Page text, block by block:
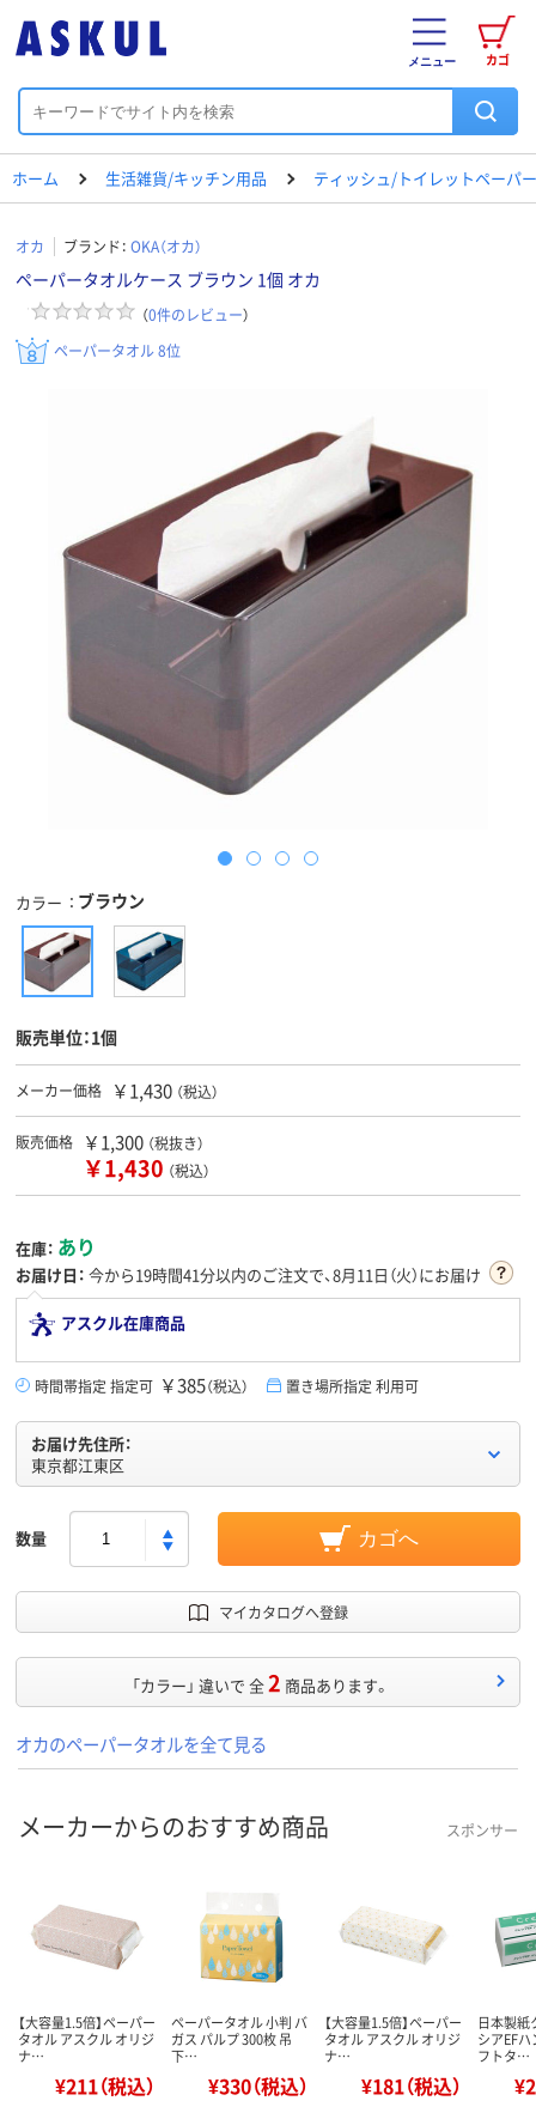
カゴ
メニュー
ホーム 生活雑貨/キッチン用品 ティッシュ/トイレットペーパ
オカ ブランド： OKA（オカ）
ペーパータオルケース ブラウン 1個 オカ
（0件のレビュー）
ペーパータオル 8位
カラー ブラウン
販売単位：1個
メーカー価格 ￥1,430 （税込）
販売価格 ￥1,300 （税抜き）
￥1,430 （税込）
在庫： あり
お届け日： 今から19時間41分以内のご注文で、8月11日（火）にお届け
アスクル在庫商品
時間帯指定 指定可 ￥385（税込） 置き場所指定 利用可
お届け先住所：
東京都江東区
数量 カゴへ
マイカタログへ登録
「カラー」 違いで 全2 商品あります。
オカのペーパータオルを全て見る
メーカーからのおすすめ商品 スポンサー
【大容量1.5倍】ペーパー
タオル アスクル オリジ
ナ…
¥211（税込）
ペーパータオル 小判 バ
ガス パルプ 300枚 吊
下…
¥330（税込）
【大容量1.5倍】ペーパー
タオル アスクル オリジ
ナ…
¥181（税込）
日本製紙
シアEF
フトタ…